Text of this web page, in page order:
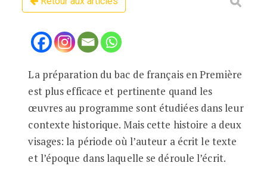
Comment travailler les textes du bac
La préparation du bac de français en Première
est plus efficace et pertinente quand les
œuvres au programme sont étudiées dans leur
contexte historique. Mais cette histoire a deux
visages: la période où l’auteur a écrit le texte
et l’époque dans laquelle se déroule l’écrit.